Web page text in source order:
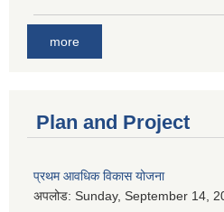
more
Plan and Project
प्रथम आवधिक विकास योजना
अपलोड: Sunday, September 14,